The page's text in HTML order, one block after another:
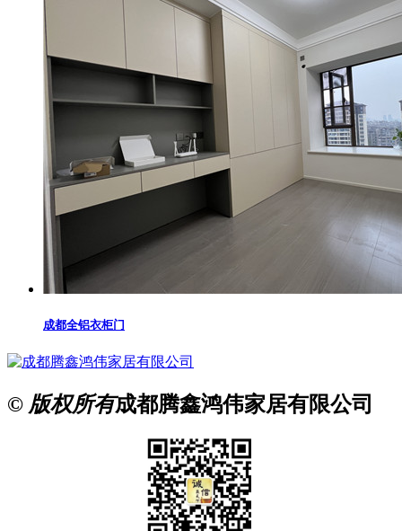
成都全铝衣柜门
© 版权所有成都腾鑫鸿伟家居有限公司